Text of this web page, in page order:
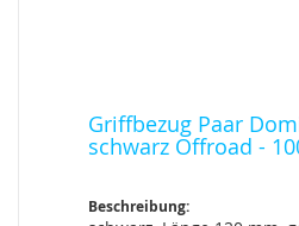
Griffbezug Paar
schwarz Offroad -
Beschreibung: